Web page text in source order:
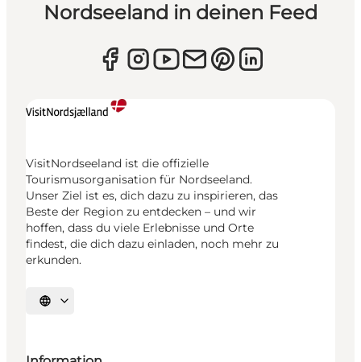
Nordseeland in deinen Feed
VisitNordseeland ist die offizielle
Tourismusorganisation für Nordseeland.
Unser Ziel ist es, dich dazu zu inspirieren, das
Beste der Region zu entdecken – und wir
hoffen, dass du viele Erlebnisse und Orte
findest, die dich dazu einladen, noch mehr zu
erkunden.
Sprache auswählen